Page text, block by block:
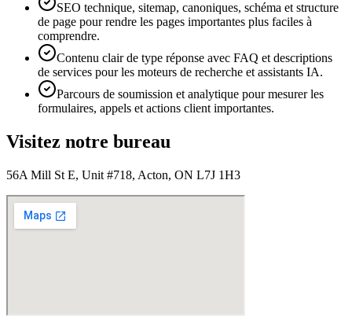
SEO technique, sitemap, canoniques, schéma et structure
de page pour rendre les pages importantes plus faciles à
comprendre.
Contenu clair de type réponse avec FAQ et descriptions
de services pour les moteurs de recherche et assistants IA.
Parcours de soumission et analytique pour mesurer les
formulaires, appels et actions client importantes.
Visitez notre bureau
56A Mill St E, Unit #718, Acton, ON L7J 1H3